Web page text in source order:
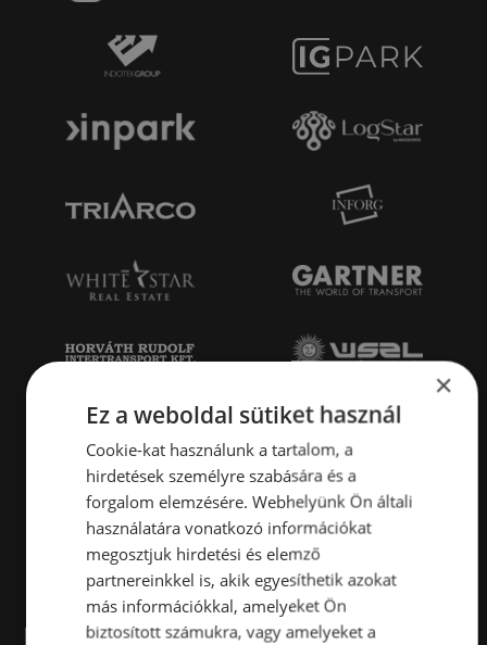
×
Ez a weboldal sütiket használ
Cookie-kat használunk a tartalom, a
hirdetések személyre szabására és a
forgalom elemzésére. Webhelyünk Ön általi
használatára vonatkozó információkat
megosztjuk hirdetési és elemző
partnereinkkel is, akik egyesíthetik azokat
más információkkal, amelyeket Ön
biztosított számukra, vagy amelyeket a